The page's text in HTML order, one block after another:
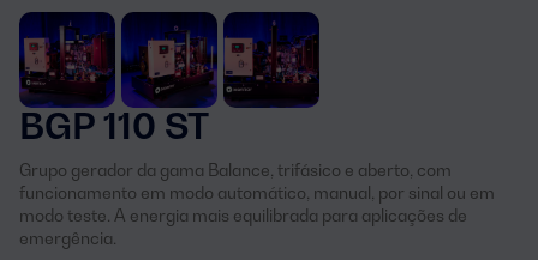
BGP 110 ST
Grupo gerador da gama Balance, trifásico e aberto, com
funcionamento em modo automático, manual, por sinal ou em
modo teste. A energia mais equilibrada para aplicações de
emergência.